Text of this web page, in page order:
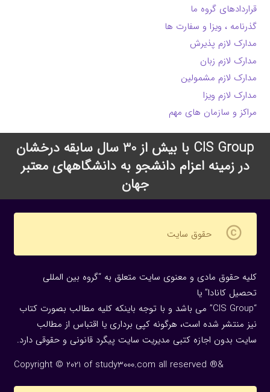
قراردادهای گروه ما
گذرنامه ، ویزا و سفارت ها
مدارک لازم پذیرش
مدارک لازم زبان
مدارک لازم مشمولین
مدارک لازم ویزا
مراکز و سازمان های مهم
CIS Group با بیش از 30 سال سابقه درخشان
در زمینه اعزام دانشجو به دانشگاههای معتبر
جهان
copyright حقوق سایت
کلیه حقوق مادی و معنوی سایت متعلق به “گروه بین المللی
تحصیل کانادا” یا
“CIS Group” می باشد و با توجه باینکه کلیه مطالب بصورت کتاب
نیز منتشر شده است، هرگونه كپی برداری یا اقتباس از مطالب
سایت بدون اجازه كتبی مدیریت سایت پیگرد قانونی و حقوقی دارد.
Copyright © 2021 of study3000.com all reserved ®&